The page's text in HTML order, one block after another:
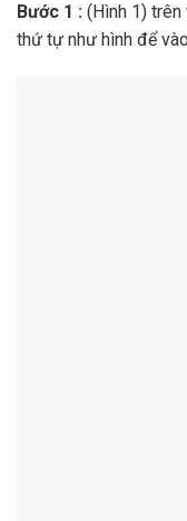
Bước 1 : (Hình 1)
thứ tự như hình để vào